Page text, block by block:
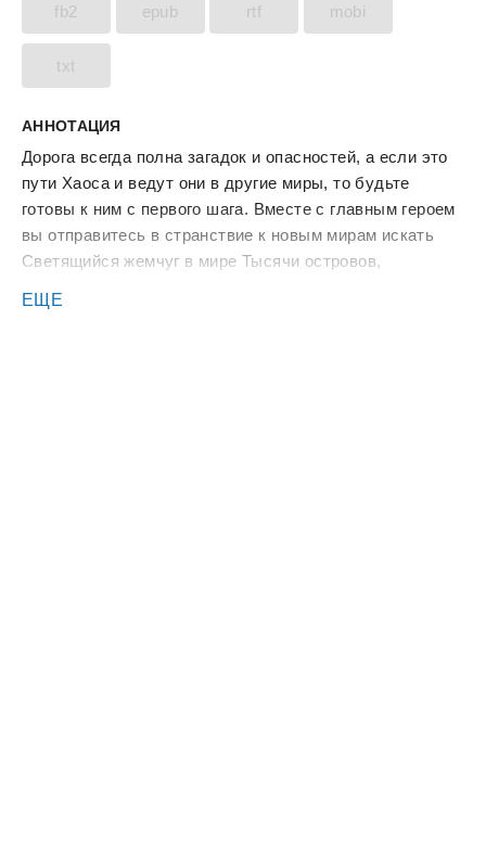
fb2 epub rtf mobi
txt
АННОТАЦИЯ
Дорога всегда полна загадок и опасностей, а если это
пути Хаоса и ведут они в другие миры, то будьте
готовы к ним с первого шага. Вместе с главным героем
вы отправитесь в странствие к новым мирам искать
Светящийся жемчуг в мире Тысячи островов,
примете с их помощью участие в древнем ритуале.
ЕЩЕ